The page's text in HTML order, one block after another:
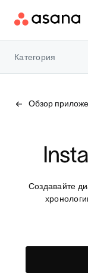
Категория
Обзор
Создавайте